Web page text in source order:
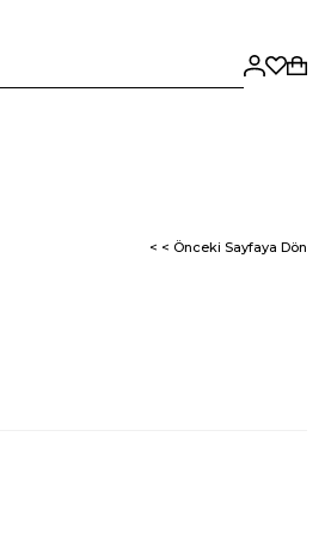
< < Önceki Sayfaya Dön